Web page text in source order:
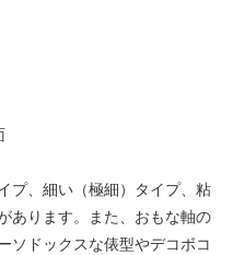
プ、細い（極細）タイプ、粘
あります。また、おもな軸の
ソドックスな俵型やデコボコ